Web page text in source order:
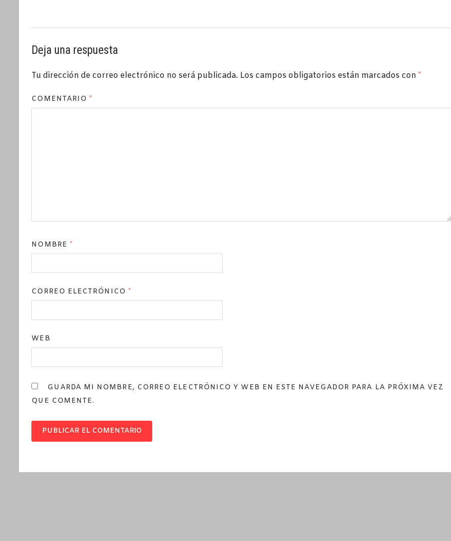
Deja una respuesta
Tu dirección de correo electrónico no será publicada. Los campos obligatorios están marcados con *
COMENTARIO*
NOMBRE *
CORREO ELECTRÓNICO *
WEB
GUARDA MI NOMBRE, CORREO ELECTRÓNICO Y WEB EN ESTE NAVEGADOR PARA LA PRÓXIMA VEZ
QUE COMENTE.